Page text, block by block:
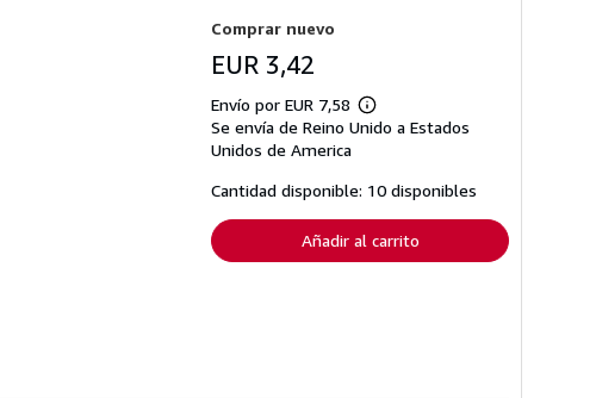
Comprar nuevo
EUR 3,42
Envío por EUR 7,58
Más
información
tarifas
de
envío
Se envía de Reino Unido a Estados
Unidos de America
Cantidad disponible: 10 disponibles
Añadir al carrito